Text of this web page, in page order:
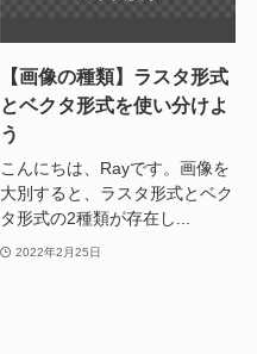
【画像の種類】ラスタ形式
とベクタ形式を使い分けよ
う
こんにちは、Rayです。画像を
大別すると、ラスタ形式とベク
タ形式の2種類が存在し...
2022年2月25日